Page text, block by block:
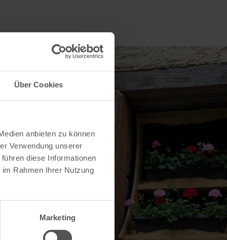
Über Cookies
anbieten zu können
Verwendung unserer
diese Informationen
Rahmen Ihrer Nutzung
Marketing